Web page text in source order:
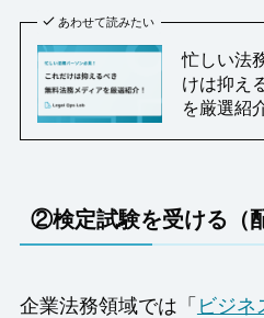
あわせて読みたい
忙しい法
けは抑え
を厳選紹
②検定試験を受ける（
企業法務領域では「 ビジネ